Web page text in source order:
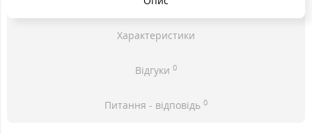
Характеристики
Відгуки 0
Питання - відповідь 0